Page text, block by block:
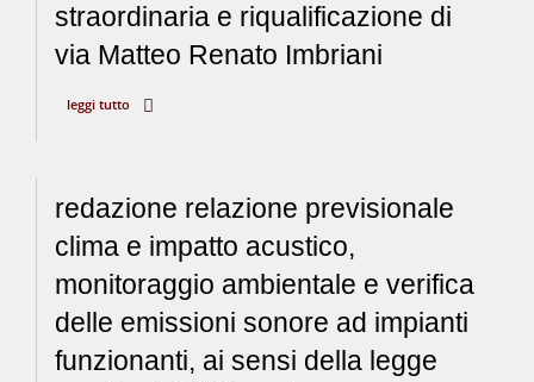
straordinaria e riqualificazione di
via Matteo Renato Imbriani
leggi tutto
redazione relazione previsionale
clima e impatto acustico,
monitoraggio ambientale e verifica
delle emissioni sonore ad impianti
funzionanti, ai sensi della legge